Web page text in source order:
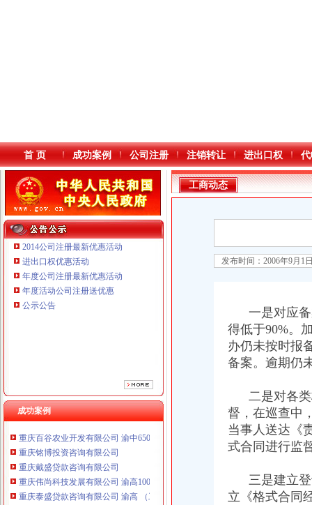
本站导航
首 页 成功案例 公司注册 注销转让 进出口权
2014公司注册最新优惠活动
进出口权优惠活动
年度公司注册最新优惠活动
年度活动公司注册送优惠
公示公告
成功案例
重庆铭博投资咨询有限公司
重庆戴盛贷款咨询有限公司
重庆伟尚科技发展有限公司 渝高100万 （工商注册）
重庆凯誉网络通信技术工程有限公司渝中分公司 （工商注册）
上海兆妩贸易有限公司重庆时代广场分公司 渝中 （工商注册）
杭州思锐贸易有限公司重庆分公司 渝中 （工商注册）
重庆铭博投资咨询有限公司
重庆戴盛贷款咨询有限公司
重庆伟尚科技发展有限公司 渝高100万 （工商注册）
重庆泰盛贷款咨询有限公司 渝高 （工商注册）
重庆欧氏科技发展有限公司 渝九50万 （进出口权）
工商动态
发布时间：2006年9月1
一是对应备
得低于90%。
办仍未按时报
备案。逾期仍
二是对各类
督，在巡查中
当事人送达《
式合同进行监
三是建立登
立《格式合同